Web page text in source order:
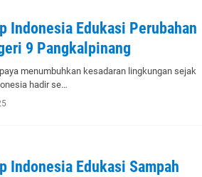
Indonesia Edukasi Perubahan
9 Pangkalpinang
menumbuhkan kesadaran lingkungan sejak
hadir se…
Indonesia Edukasi Sampah